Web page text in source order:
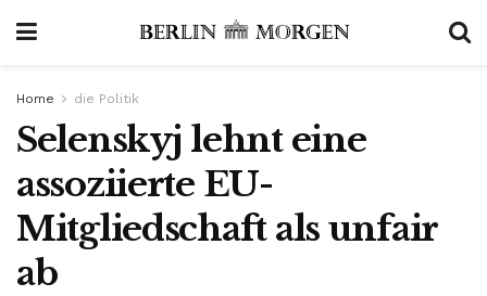
Home die Politik
Selenskyj lehnt eine
assoziierte EU-
Mitgliedschaft als unfair
ab